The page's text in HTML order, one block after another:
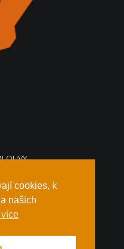
Jaurisova 515, 140 00
cookies, k
našich